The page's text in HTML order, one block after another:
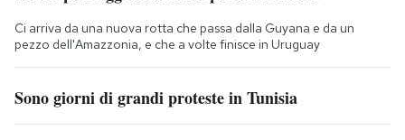
Ci arriva da una nuova rotta che passa dalla Guyana e da un
pezzo dell'Amazzonia, e che a volte finisce in Uruguay
Sono giorni di grandi proteste in Tunisia